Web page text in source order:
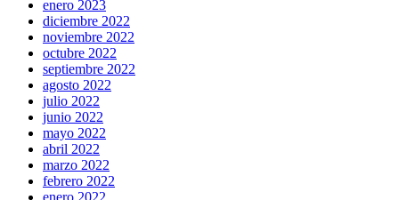
enero 2023
diciembre 2022
noviembre 2022
octubre 2022
septiembre 2022
agosto 2022
julio 2022
junio 2022
mayo 2022
abril 2022
marzo 2022
febrero 2022